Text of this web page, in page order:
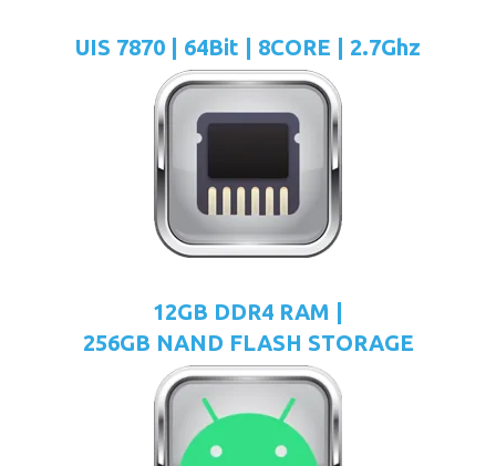
UIS 7870 | 64Bit | 8CORE | 2.7Ghz
12GB DDR4 RAM |
256GB NAND FLASH STORAGE